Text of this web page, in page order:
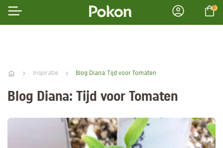
0
Inspiratie Blog Diana: Tijd voor Tomaten
Blog Diana: Tijd voor Tomaten